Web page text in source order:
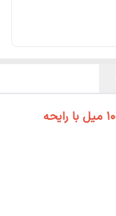
راهنمای محصول ادوپرفیوم زنانه ویتابلا ۱۰۰ میل با رایحه